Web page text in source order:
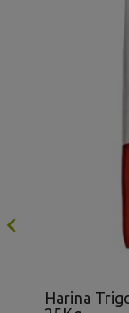
Harina